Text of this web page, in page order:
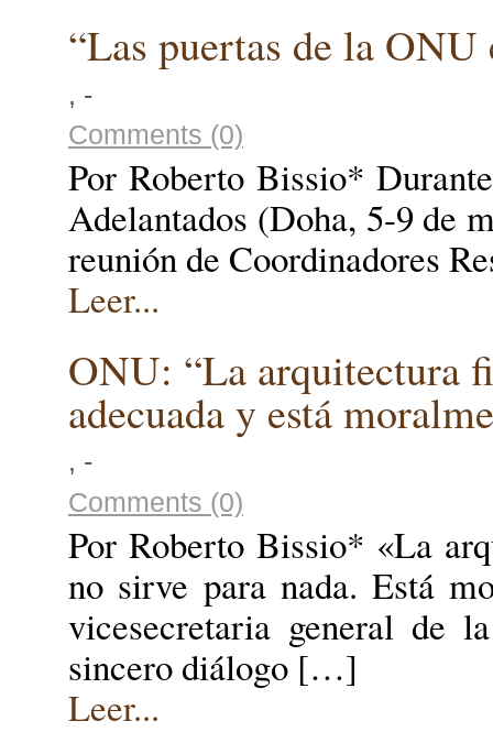
“Las puertas de la ONU
, -
Comments (0)
Por Roberto Bissio*
Adelantados (Doha, 5-9 de
reunión de Coordinadores
Leer...
ONU: “La arquitectura
adecuada y está
, -
Comments (0)
Por Roberto Bissio* «La
no sirve para nada. Está
vicesecretaria general de
sincero diálogo […]
Leer...